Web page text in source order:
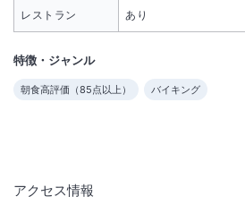
レストラン あり
特徴・ジャンル
朝食高評価（85点以上） バイキング
アクセス情報